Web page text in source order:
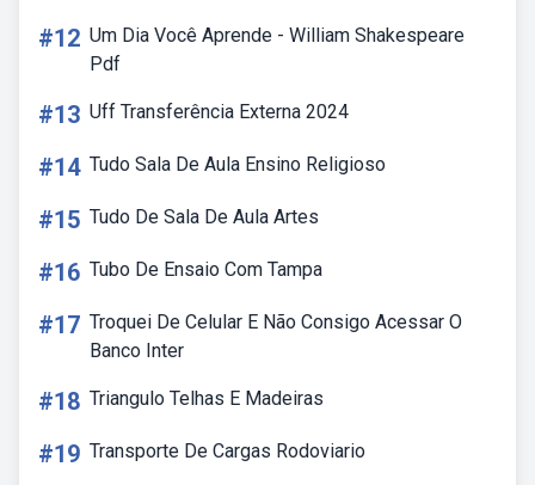
#12 Um Dia Você Aprende - William Shakespeare
Pdf
#13 Uff Transferência Externa 2024
#14 Tudo Sala De Aula Ensino Religioso
#15 Tudo De Sala De Aula Artes
#16 Tubo De Ensaio Com Tampa
#17 Troquei De Celular E Não Consigo Acessar O
Banco Inter
#18 Triangulo Telhas E Madeiras
#19 Transporte De Cargas Rodoviario